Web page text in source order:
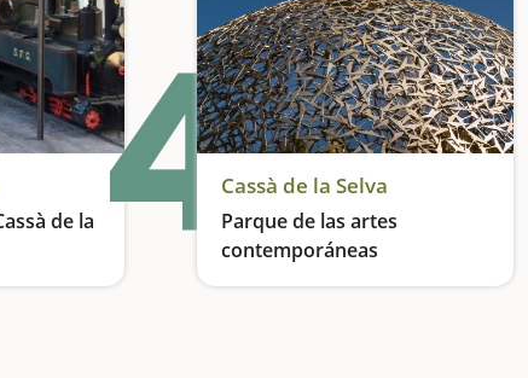
de la 4Cassà de la Selva
Parque de las artes
contemporáneas
Un parque hecho arte